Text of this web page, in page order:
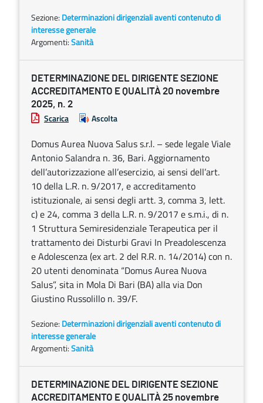
Sezione: Determinazioni dirigenziali aventi contenuto di
interesse generale
Argomenti:Sanità
DETERMINAZIONE DEL DIRIGENTE SEZIONE
ACCREDITAMENTO E QUALITÀ 20 novembre
2025, n. 2
Scarica Ascolta
Domus Aurea Nuova Salus s.r.l. – sede legale Viale
Antonio Salandra n. 36, Bari. Aggiornamento
dell’autorizzazione all’esercizio, ai sensi dell’art.
10 della L.R. n. 9/2017, e accreditamento
istituzionale, ai sensi degli artt. 3, comma 3, lett.
c) e 24, comma 3 della L.R. n. 9/2017 e s.m.i., di n.
1 Struttura Semiresidenziale Terapeutica per il
trattamento dei Disturbi Gravi In Preadolescenza
e Adolescenza (ex art. 2 del R.R. n. 14/2014) con n.
20 utenti denominata “Domus Aurea Nuova
Salus”, sita in Mola Di Bari (BA) alla via Don
Giustino Russolillo n. 39/F.
Sezione: Determinazioni dirigenziali aventi contenuto di
interesse generale
Argomenti:Sanità
DETERMINAZIONE DEL DIRIGENTE SEZIONE
ACCREDITAMENTO E QUALITÀ 25 novembre